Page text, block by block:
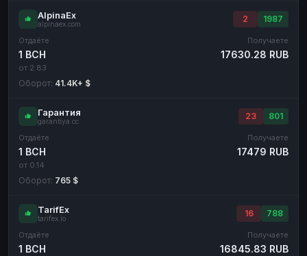
AlpinaEx
alpinaex.com
2 1987
Отдаёте
1 BCH
от 2.83
Получаете
17630.28 RUB
Оборот: 41.4K+ $
Гарантия
garantiya.cc
23 801
Отдаёте
1 BCH
от 0.14
Получаете
17479 RUB
Оборот: 765 $
TarifEx
tarifex.io
16 788
Отдаёте
1 BCH
Получаете
16845.83 RUB